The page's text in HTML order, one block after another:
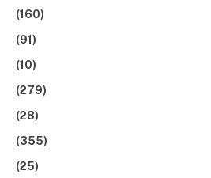
(160)
(91)
(10)
(279)
(28)
(355)
(25)